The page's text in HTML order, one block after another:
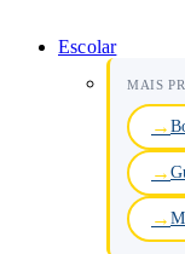
Escolar
MAIS